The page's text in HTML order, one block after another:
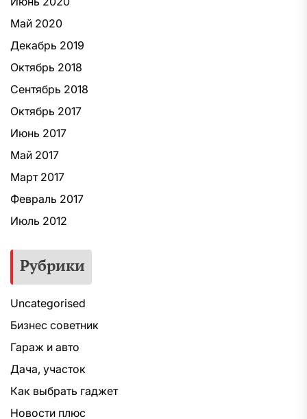
Май 2020
Декабрь 2019
Октябрь 2018
Сентябрь 2018
Октябрь 2017
Июнь 2017
Май 2017
Март 2017
Февраль 2017
Июль 2012
Рубрики
Uncategorised
Бизнес советник
Гараж и авто
Дача, участок
Как выбрать гаджет
Новости плюс